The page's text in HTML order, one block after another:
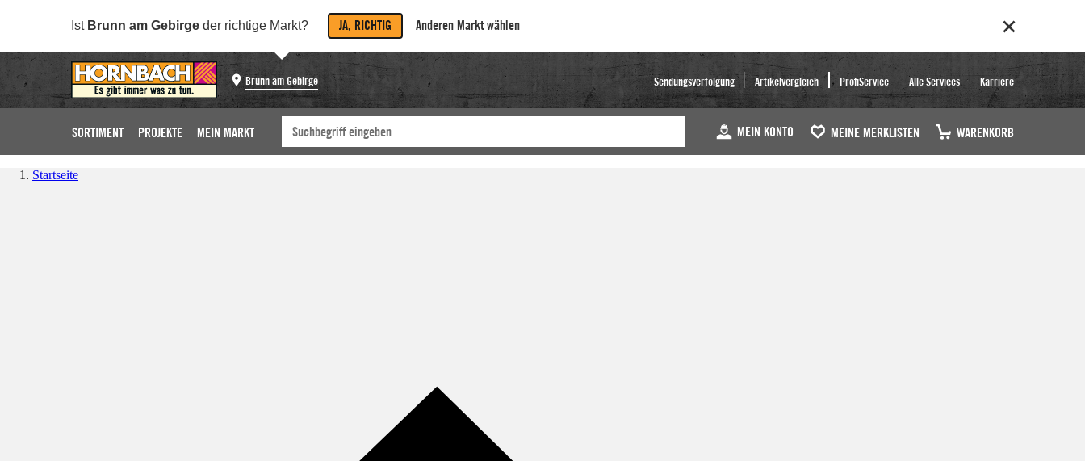
Ist Brunn am Gebirge der richtige Markt? JA, RICHTIG Anderen Markt wählen
Brunn am Gebirge Sendungsverfolgung Artikelvergleich ProfiService Alle Services Karriere
SORTIMENT PROJEKTE MEIN MARKT MEIN KONTO MEINE MERKLISTEN WARENKORB
Startseite